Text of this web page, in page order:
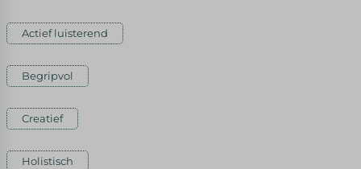
Actief luisterend
Begripvol
Creatief
Holistisch